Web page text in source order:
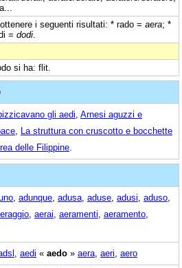
i seguenti risultati: * rado = aera; *
= dodi
si ha: flit.
gli aedi Arnesi aguzzi e
La struttura con cruscotto e bocchette
delle Filippine
adunque adusa aduse adusi aduso
aerai aeramenti aeramento
aedi « aedo » aera aeri aero